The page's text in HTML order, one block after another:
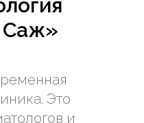
Саж»
Это
и